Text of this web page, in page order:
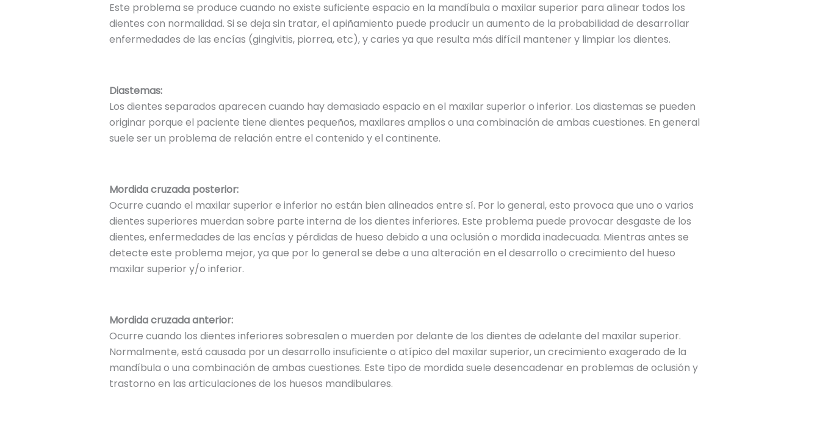
Este problema se produce cuando no existe suficiente espacio en la mandíbula o maxilar superior para alinear todos los
dientes con normalidad. Si se deja sin tratar, el apiñamiento puede producir un aumento de la probabilidad de desarrollar
enfermedades de las encías (gingivitis, piorrea, etc), y caries ya que resulta más difícil mantener y limpiar los dientes.
Diastemas:
Los dientes separados aparecen cuando hay demasiado espacio en el maxilar superior o inferior. Los diastemas se pueden
originar porque el paciente tiene dientes pequeños, maxilares amplios o una combinación de ambas cuestiones. En general
suele ser un problema de relación entre el contenido y el continente.
Mordida cruzada posterior:
Ocurre cuando el maxilar superior e inferior no están bien alineados entre sí. Por lo general, esto provoca que uno o varios
dientes superiores muerdan sobre parte interna de los dientes inferiores. Este problema puede provocar desgaste de los
dientes, enfermedades de las encías y pérdidas de hueso debido a una oclusión o mordida inadecuada. Mientras antes se
detecte este problema mejor, ya que por lo general se debe a una alteración en el desarrollo o crecimiento del hueso
maxilar superior y/o inferior.
Mordida cruzada anterior:
Ocurre cuando los dientes inferiores sobresalen o muerden por delante de los dientes de adelante del maxilar superior.
Normalmente, está causada por un desarrollo insuficiente o atípico del maxilar superior, un crecimiento exagerado de la
mandíbula o una combinación de ambas cuestiones. Este tipo de mordida suele desencadenar en problemas de oclusión y
trastorno en las articulaciones de los huesos mandibulares.